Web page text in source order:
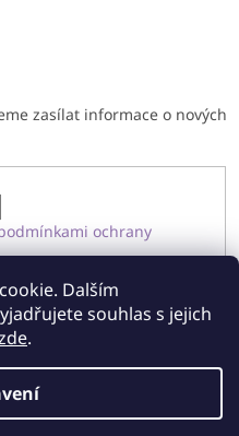
Dalším
souhlas s jejich
.
zasílat informace o nových
ochrany
Shoptet